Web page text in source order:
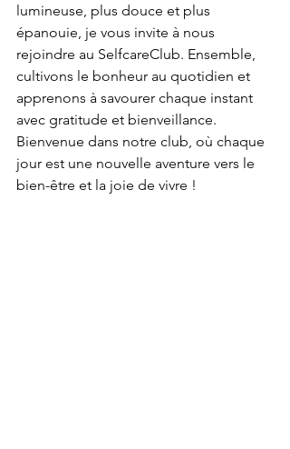
lumineuse, plus douce et plus
épanouie, je vous invite à nous
rejoindre au SelfcareClub. Ensemble,
cultivons le bonheur au quotidien et
apprenons à savourer chaque instant
avec gratitude et bienveillance.
Bienvenue dans notre club, où chaque
jour est une nouvelle aventure vers le
bien-être et la joie de vivre !